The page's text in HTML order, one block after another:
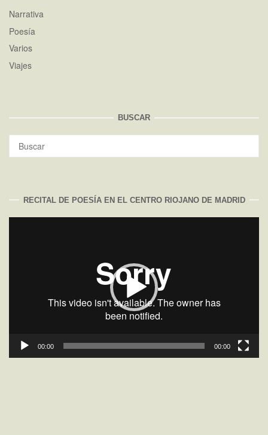
Narrativa
Poesía
Varios
Viajes
BUSCAR
Buscar:
RECITAL DE POESÍA EN EL CENTRO RIOJANO DE MADRID
00:00 00:00